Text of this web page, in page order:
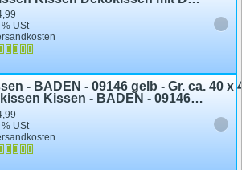
USt
Dekokissen Kissen - BADEN - 09146 gelb - Gr. ca. 40 x 40 cm
USt